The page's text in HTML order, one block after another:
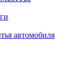
автомобиля